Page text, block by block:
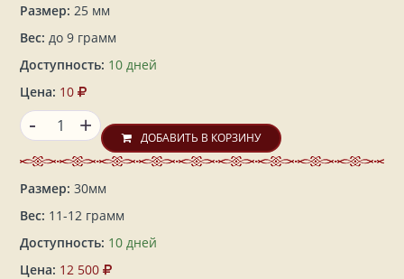
Размер: 25 мм
Вес: до 9 грамм
Доступность: 10 дней
Цена: 10
+
- ДОБАВИТЬ В КОРЗИНУ
Размер: 30мм
Вес: 11-12 грамм
Доступность: 10 дней
Цена: 12 500